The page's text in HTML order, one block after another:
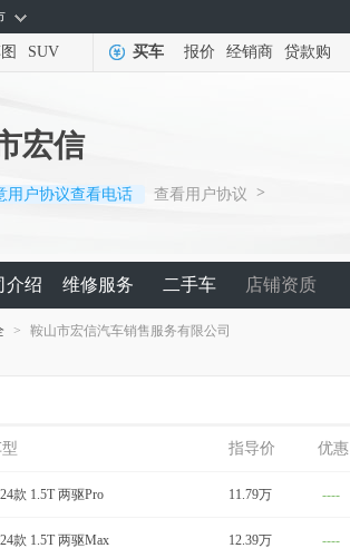
SUV 买车 报价 经销商 贷款购
宏信
用户协议查看电话 查看用户协议 >
介绍 维修服务 二手车 店铺资质
> 鞍山市宏信汽车销售服务有限公司
指导价 优惠
款 1.5T 两驱Pro 11.79万 ----
款 1.5T 两驱Max 12.39万 ----